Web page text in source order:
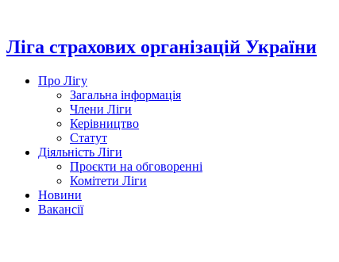
вмісту
Ліга страхових організацій України
Про Лігу
Загальна інформація
Члени Ліги
Керівництво
Статут
Діяльність Ліги
Проєкти на обговоренні
Комітети Ліги
Новини
Вакансії